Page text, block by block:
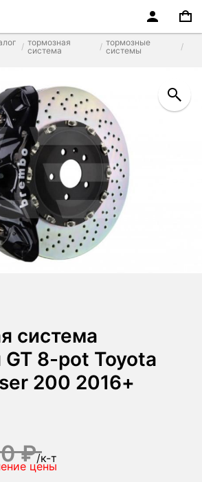
тормозная
система
тормозные
системы
система
GT 8-pot Toyota
200 2016+
₽/к-т
цены